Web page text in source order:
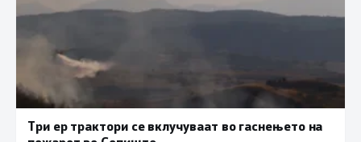
Три ер трактори се вклучуваат во гаснењето на